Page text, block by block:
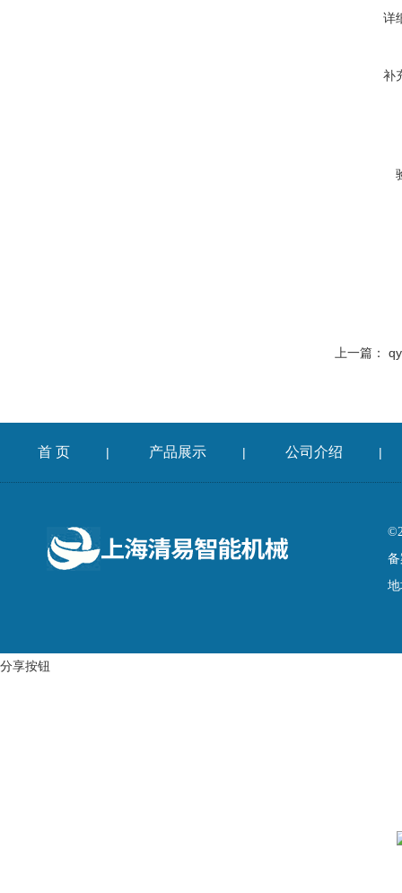
详
补
上一篇：
首 页 | 产品展示 | 公司介绍 |
备
分享按钮